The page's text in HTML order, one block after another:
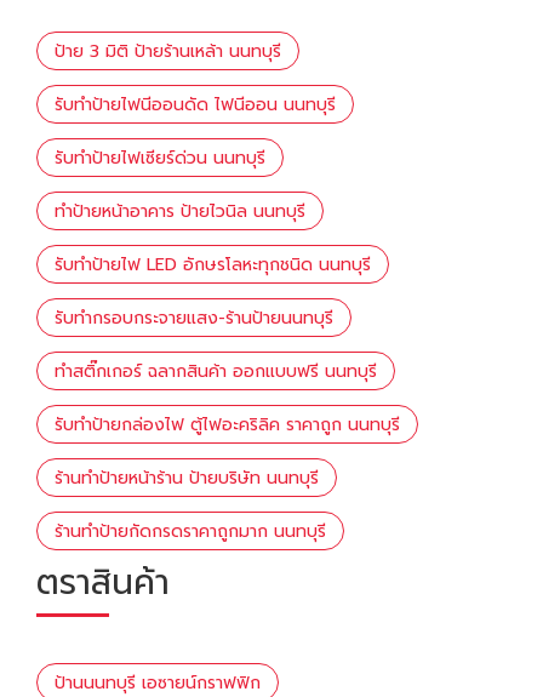
ป้าย 3 มิติ ป้ายร้านเหล้า นนทบุรี
รับทำป้ายไฟนีออนดัด ไฟนีออน นนทบุรี
รับทำป้ายไฟเซียร์ด่วน นนทบุรี
ทำป้ายหน้าอาคาร ป้ายไวนิล นนทบุรี
รับทำป้ายไฟ LED อักษรโลหะทุกชนิด นนทบุรี
รับทำกรอบกระจายแสง-ร้านป้ายนนทบุรี
ทำสติ๊กเกอร์ ฉลากสินค้า ออกแบบฟรี นนทบุรี
รับทำป้ายกล่องไฟ ตู้ไฟอะคริลิค ราคาถูก นนทบุรี
ร้านทำป้ายหน้าร้าน ป้ายบริษัท นนทบุรี
ร้านทำป้ายกัดกรดราคาถูกมาก นนทบุรี
ตราสินค้า
ป้านนนทบุรี เอซายน์กราฟฟิก